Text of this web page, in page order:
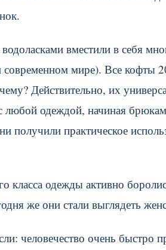
вместили в себя
мире). Все кофты
Действительно, их
одеждой, начиная
получили практическое
класса одежды активно
же они стали выглядеть
человечество очень быстро